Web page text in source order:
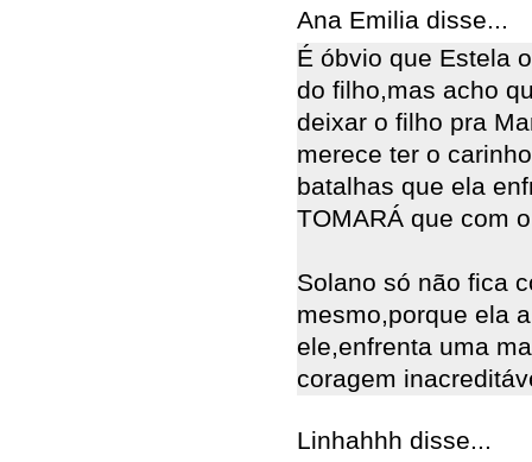
Ana Emilia disse...
É óbvio que Estela
do filho,mas acho
deixar o filho pra
merece ter o
batalhas que ela
TOMARÁ que com
Solano só não fica
mesmo,porque ela
ele,enfrenta uma
coragem
Linhahhh disse...